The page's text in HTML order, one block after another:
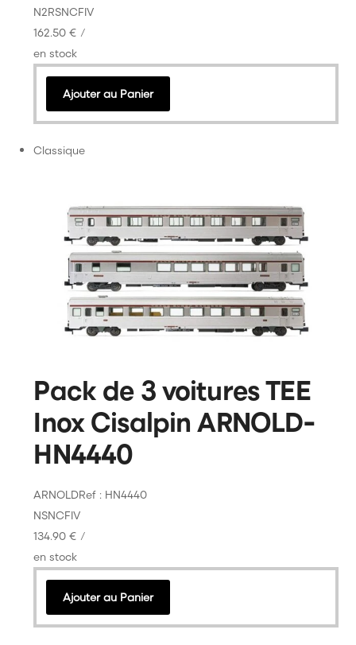
N2RSNCFIV
162.50 € /
en stock
Ajouter au Panier
Classique
Pack de 3 voitures TEE
Inox Cisalpin ARNOLD-
HN4440
ARNOLDRef : HN4440
NSNCFIV
134.90 € /
en stock
Ajouter au Panier